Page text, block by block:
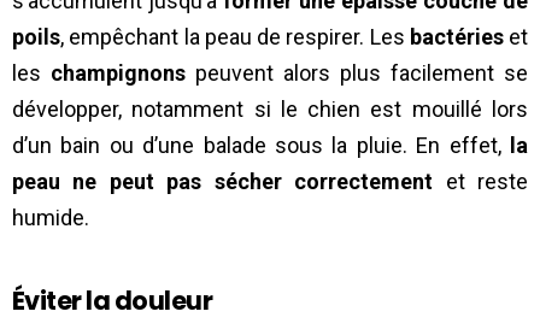
poils, empêchant la peau de respirer. Les bactérieset
les champignons peuvent alors plus facilement se
développer, notamment si le chien est mouillé lors
d’un bain ou d’une balade sous la pluie. En effet, la
peau ne peut pas sécher correctement et reste
humide.
Éviter la douleur